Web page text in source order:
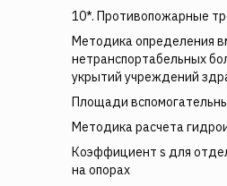
10*. Противопожарные
Методика определения
нетранспортабельных
укрытий учреждений
Площади
Методика расчета
Коэффициент s для
на опорах